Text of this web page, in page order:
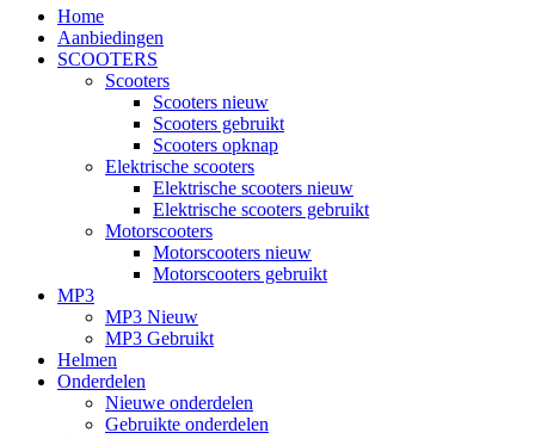
Home
Aanbiedingen
SCOOTERS
Scooters
Scooters nieuw
Scooters gebruikt
Scooters opknap
Elektrische scooters
Elektrische scooters nieuw
Elektrische scooters gebruikt
Motorscooters
Motorscooters nieuw
Motorscooters gebruikt
MP3
MP3 Nieuw
MP3 Gebruikt
Helmen
Onderdelen
Nieuwe onderdelen
Gebruikte onderdelen